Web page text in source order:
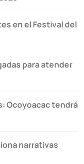
en el Festival del
para atender
Ocoyoacac tendrá
narrativas